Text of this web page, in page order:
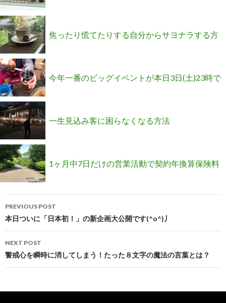
【無料】GETできます(^o^)
焦ったり慌てたりする自分からサヨナラする方
法にチャレンジしています(^^)
今年一番のビッグイベントが本日3日(土)23時で
終了です
一生見込み客に困らなくなる方法
1ヶ月中7日だけの営業活動で契約年換算保険料
Post
navigation
PREVIOUS POST
本日ついに「日本初！」の新企画大公開です(^o^)丿
NEXT POST
警戒心を瞬時に消してしまう！たった８文字の魔法の言葉とは？